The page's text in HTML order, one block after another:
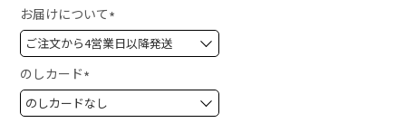
お届けについて
(
必
)
のしカード
(
必